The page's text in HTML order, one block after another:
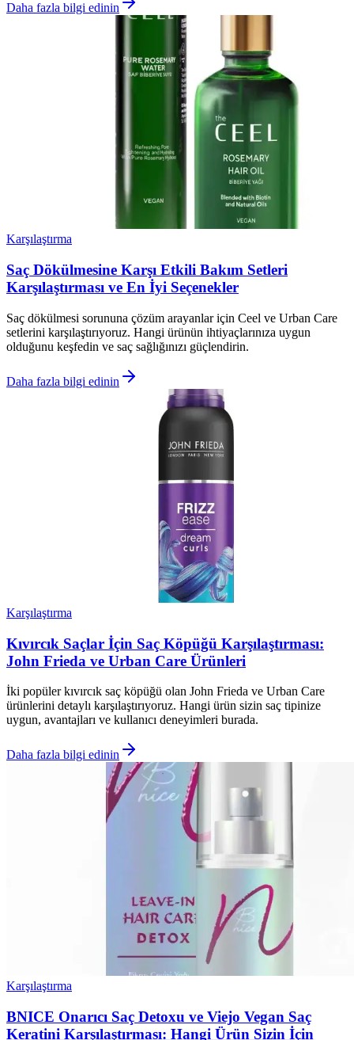
Daha fazla bilgi edinin
Karşılaştırma
Saç Dökülmesine Karşı Etkili Bakım Setleri
Karşılaştırması ve En İyi Seçenekler
Saç dökülmesi sorununa çözüm arayanlar için Ceel ve Urban Care
setlerini karşılaştırıyoruz. Hangi ürünün ihtiyaçlarınıza uygun
olduğunu keşfedin ve saç sağlığınızı güçlendirin.
Daha fazla bilgi edinin
Karşılaştırma
Kıvırcık Saçlar İçin Saç Köpüğü Karşılaştırması:
John Frieda ve Urban Care Ürünleri
İki popüler kıvırcık saç köpüğü olan John Frieda ve Urban Care
ürünlerini detaylı karşılaştırıyoruz. Hangi ürün sizin saç tipinize
uygun, avantajları ve kullanıcı deneyimleri burada.
Daha fazla bilgi edinin
Karşılaştırma
BNICE Onarıcı Saç Detoxu ve Viejo Vegan Saç
Keratini Karşılaştırması: Hangi Ürün Sizin İçin